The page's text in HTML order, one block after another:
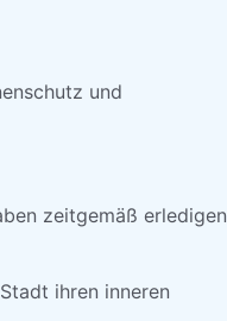
und
zeitgemäß erledigen
ihren inneren